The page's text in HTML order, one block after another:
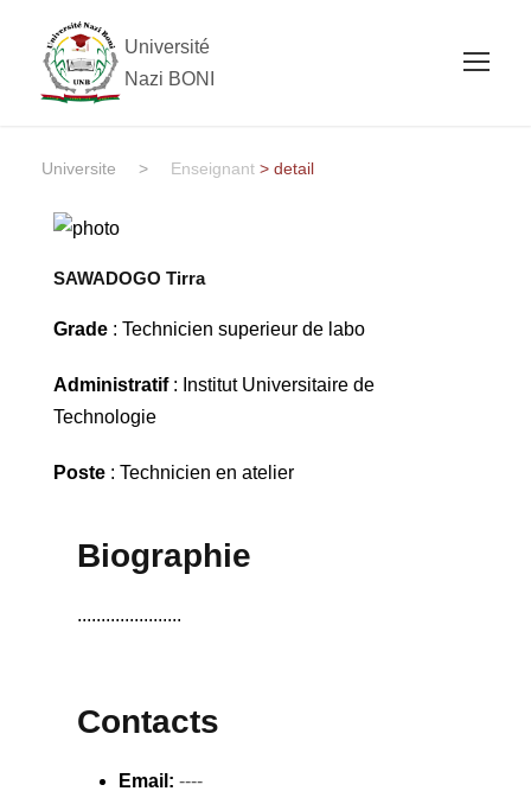
Université
Nazi BONI
Universite > Enseignant > detail
SAWADOGO Tirra
Grade: Technicien superieur de labo
Administratif : Institut Universitaire de
Technologie
Poste: Technicien en atelier
Biographie
......................
Contacts
Email: ----